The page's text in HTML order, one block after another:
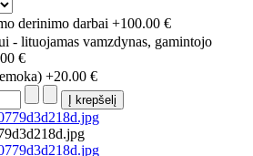
derinimo darbai +100.00 €
- lituojamas vamzdynas, gamintojo
€
+20.00 €